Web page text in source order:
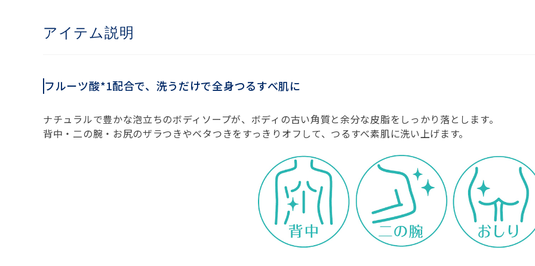
アイテム説明
フルーツ酸*1配合で、洗うだけで全身つるすべ肌に
ナチュラルで豊かな泡立ちのボディソープが、ボディの古い角質と余分な皮脂をしっかり落とします。
背中・二の腕・お尻のザラつきやベタつきをすっきりオフして、つるすべ素肌に洗い上げます。